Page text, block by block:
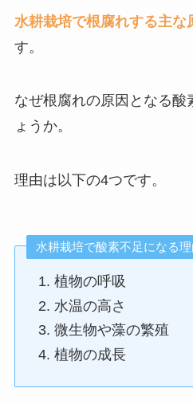
水耕栽培で根腐れする主な
す。
なぜ根腐れの原因となる酸
ょうか。
理由は以下の4つです。
水耕栽培で酸素不足になる理
植物の呼吸
水温の高さ
微生物や藻の繁殖
植物の成長